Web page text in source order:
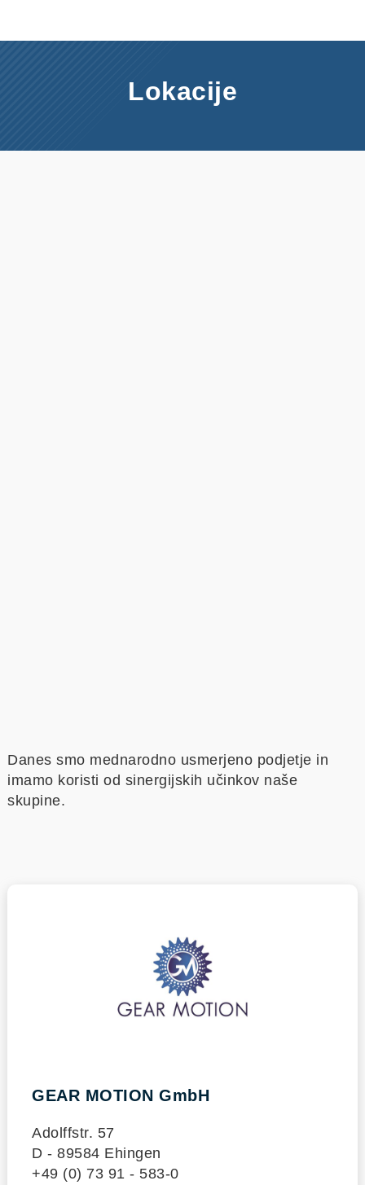
Lokacije
Danes smo mednarodno usmerjeno podjetje in
imamo koristi od sinergijskih učinkov naše
skupine.
GEAR MOTION GmbH
Adolffstr. 57
D - 89584 Ehingen
+49 (0) 73 91 - 583-0